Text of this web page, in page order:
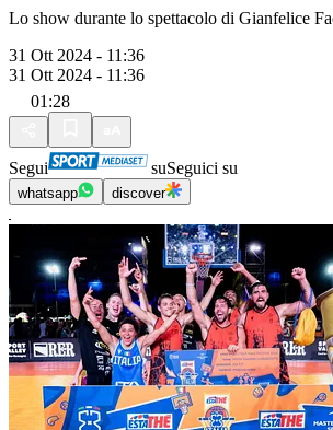
Lo show durante lo spettacolo di Gianfelice
31 Ott 2024 - 11:36
31 Ott 2024 - 11:36
01:28
Segui suSeguici su
whatsapp discover